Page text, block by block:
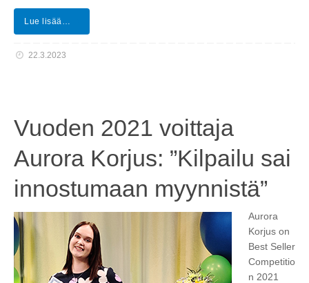
Lue lisää…
22.3.2023
Vuoden 2021 voittaja
Aurora Korjus: ”Kilpailu sai
innostumaan myynnistä”
Aurora
Korjus on
Best Seller
Competitio
n 2021